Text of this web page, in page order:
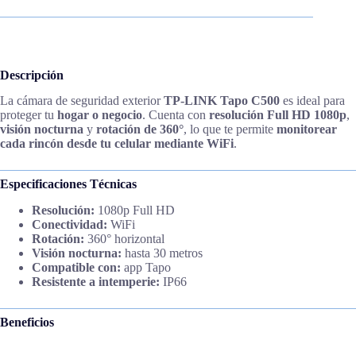
Descripción
La cámara de seguridad exteriorTP-LINK Tapo C500 es ideal para
proteger tu hogar o negocio. Cuenta con resolución Full HD 1080p,
visión nocturna y rotación de 360°, lo que te permite monitorear
cada rincón desde tu celular mediante WiFi.
Especificaciones Técnicas
Resolución: 1080p Full HD
Conectividad: WiFi
Rotación: 360° horizontal
Visión nocturna: hasta 30 metros
Compatible con: app Tapo
Resistente a intemperie: IP66
Beneficios